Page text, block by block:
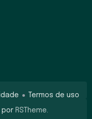
por RSTheme.
Termos de uso